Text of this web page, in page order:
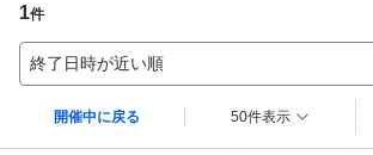
1件
終了日時が近い順
開催中に戻る 50件表示